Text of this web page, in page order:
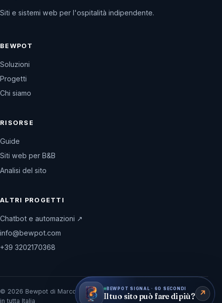
Siti e sistemi web per l'ospitalità indipendente.
BEWPOT
Soluzioni
Progetti
Chi siamo
RISORSE
Guide
Siti web per B&B
Analisi del sito
ALTRI PROGETTI
Chatbot e automazioni ↗
info@bewpot.com
+39 3202170368
© 2026 Bewpot di Marco Bruni · P.IVA IT02864390691Italia · Progetti
in tutta Italia
BEWPOT SIGNAL · 60 SECONDI
Il tuo sito può fare di più? ↗